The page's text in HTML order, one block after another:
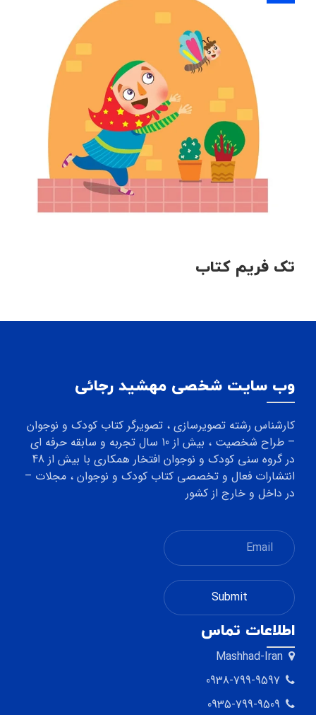
تک فریم کتاب
وب سایت شخصی مهشید رجائی
کارشناس رشته تصویرسازی ، تصویرگر کتاب کودک و نوجوان
– طراح شخصیت ، بیش از 10 سال تجربه و سابقه حرفه ای
در گروه سنی کودک و نوجوان افتخار همکاری با بیش از 48
انتشارات فعال و تخصصی کتاب کودک و نوجوان ، مجلات –
در داخل و خارج از کشور
اطلاعات تماس
Mashhad-Iran
0938-799-9597
0935-799-9509